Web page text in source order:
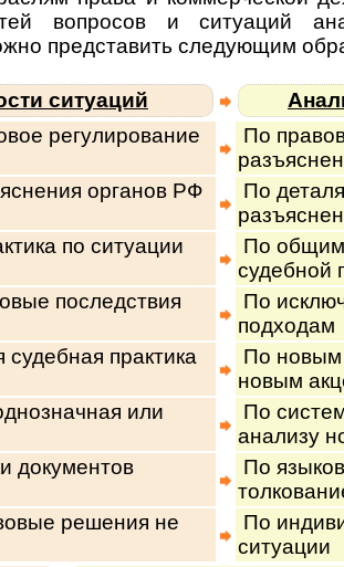
вопросов и ситуаций
представить следующим
ситуаций
регулирование
По
органов РФ
По
по ситуации
По общим
судебной
последствия
По
подходам
практика
По новым
новым
или
По
анализу
документов
По
решения не
По
ситуации